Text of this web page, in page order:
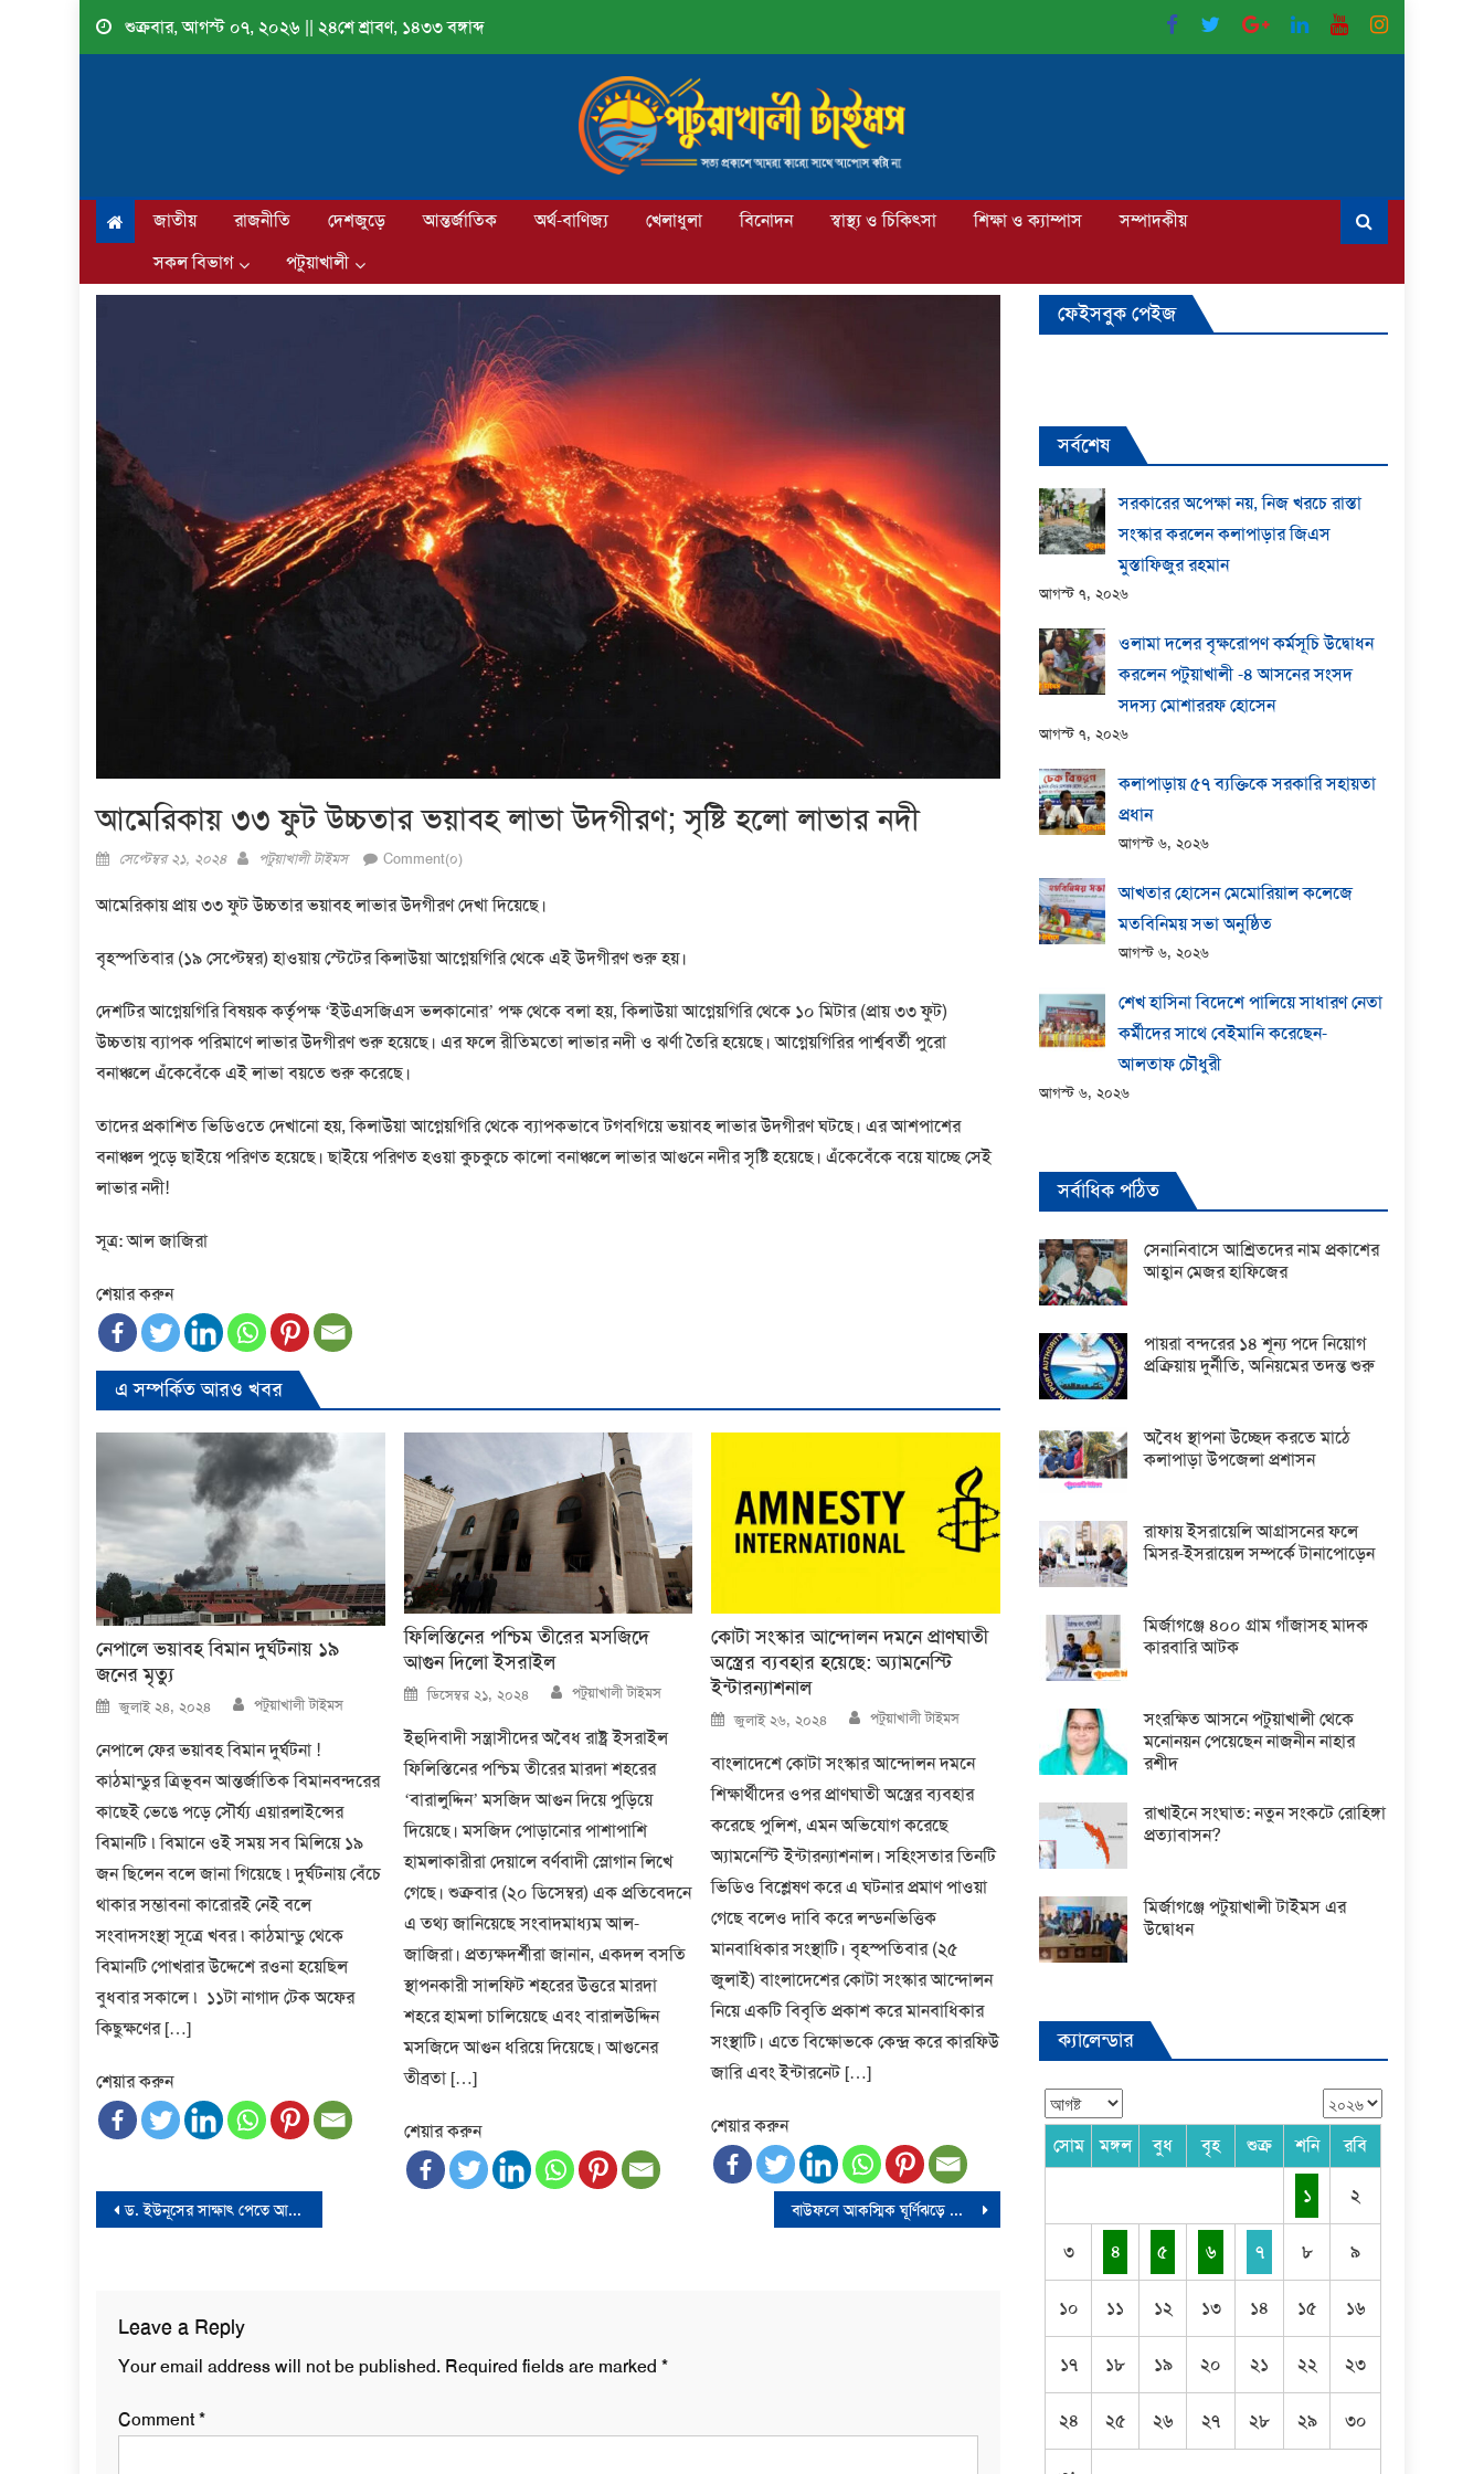
Skip
শুক্রবার, আগস্ট ০৭, ২০২৬ || ২৪শে শ্রাবণ, ১৪৩৩ বঙ্গাব্দ
জাতীয় রাজনীতি দেশজুড়ে আন্তর্জাতিক অর্থ-বাণিজ্য খেলাধুলা বিনোদন স্বাস্থ্য ও চিকিৎসা শিক্ষা ও ক্যাম্পাস
সম্পাদকীয়
সকল বিভাগ
পটুয়াখালী
আমেরিকায় ৩৩ ফুট উচ্চতার ভয়াবহ লাভা উদগীরণ; সৃষ্টি হলো লাভার নদী
Posted
সেপ্টেম্বর ২১, ২০২৪ Author
পটুয়াখালী টাইমস Comment(০)
আমেরিকায় প্রায় ৩৩ ফুট উচ্চতার ভয়াবহ লাভার উদগীরণ দেখা দিয়েছে।
বৃহস্পতিবার (১৯ সেপ্টেম্বর) হাওয়ায় স্টেটের কিলাউয়া আগ্নেয়গিরি থেকে এই উদগীরণ শুরু হয়।
দেশটির আগ্নেয়গিরি বিষয়ক কর্তৃপক্ষ ‘ইউএসজিএস ভলকানোর’ পক্ষ থেকে বলা হয়, কিলাউয়া আগ্নেয়গিরি থেকে ১০ মিটার (প্রায় ৩৩ ফুট)
উচ্চতায় ব্যাপক পরিমাণে লাভার উদগীরণ শুরু হয়েছে। এর ফলে রীতিমতো লাভার নদী ও ঝর্ণা তৈরি হয়েছে। আগ্নেয়গিরির পার্শ্ববর্তী পুরো
বনাঞ্চলে এঁকেবেঁকে এই লাভা বয়তে শুরু করেছে।
তাদের প্রকাশিত ভিডিওতে দেখানো হয়, কিলাউয়া আগ্নেয়গিরি থেকে ব্যাপকভাবে টগবগিয়ে ভয়াবহ লাভার উদগীরণ ঘটছে। এর আশপাশের
বনাঞ্চল পুড়ে ছাইয়ে পরিণত হয়েছে। ছাইয়ে পরিণত হওয়া কুচকুচে কালো বনাঞ্চলে লাভার আগুনে নদীর সৃষ্টি হয়েছে। এঁকেবেঁকে বয়ে যাচ্ছে সেই
লাভার নদী!
সূত্র: আল জাজিরা
শেয়ার করুন
এ সম্পর্কিত আরও খবর
নেপালে ভয়াবহ বিমান দুর্ঘটনায় ১৯
জনের মৃত্যু
Posted
on
জুলাই ২৪, ২০২৪ Author
পটুয়াখালী টাইমস
নেপালে ফের ভয়াবহ বিমান দুর্ঘটনা !
কাঠমান্ডুর ত্রিভূবন আন্তর্জাতিক বিমানবন্দরের
কাছেই ভেঙে পড়ে সৌর্য্য এয়ারলাইন্সের
বিমানটি ৷ বিমানে ওই সময় সব মিলিয়ে ১৯
জন ছিলেন বলে জানা গিয়েছে ৷ দুর্ঘটনায় বেঁচে
থাকার সম্ভাবনা কারোরই নেই বলে
সংবাদসংস্থা সূত্রে খবর ৷ কাঠমান্ডু থেকে
বিমানটি পোখরার উদ্দেশে রওনা হয়েছিল
বুধবার সকালে ৷ ১১টা নাগাদ টেক অফের
কিছুক্ষণের […]
শেয়ার করুন
ফিলিস্তিনের পশ্চিম তীরের মসজিদে
আগুন দিলো ইসরাইল
Posted
on
ডিসেম্বর ২১, ২০২৪ Author
পটুয়াখালী টাইমস
ইহুদিবাদী সন্ত্রাসীদের অবৈধ রাষ্ট্র ইসরাইল
ফিলিস্তিনের পশ্চিম তীরের মারদা শহরের
‘বারালুদ্দিন’ মসজিদ আগুন দিয়ে পুড়িয়ে
দিয়েছে। মসজিদ পোড়ানোর পাশাপাশি
হামলাকারীরা দেয়ালে বর্ণবাদী স্লোগান লিখে
গেছে। শুক্রবার (২০ ডিসেম্বর) এক প্রতিবেদনে
এ তথ্য জানিয়েছে সংবাদমাধ্যম আল-
জাজিরা। প্রত্যক্ষদর্শীরা জানান, একদল বসতি
স্থাপনকারী সালফিট শহরের উত্তরে মারদা
শহরে হামলা চালিয়েছে এবং বারালউদ্দিন
মসজিদে আগুন ধরিয়ে দিয়েছে। আগুনের
তীব্রতা […]
শেয়ার করুন
কোটা সংস্কার আন্দোলন দমনে প্রাণঘাতী
অস্ত্রের ব্যবহার হয়েছে: অ্যামনেস্টি
ইন্টারন্যাশনাল
Posted
on
জুলাই ২৬, ২০২৪ Author
পটুয়াখালী টাইমস
বাংলাদেশে কোটা সংস্কার আন্দোলন দমনে
শিক্ষার্থীদের ওপর প্রাণঘাতী অস্ত্রের ব্যবহার
করেছে পুলিশ, এমন অভিযোগ করেছে
অ্যামনেস্টি ইন্টারন্যাশনাল। সহিংসতার তিনটি
ভিডিও বিশ্লেষণ করে এ ঘটনার প্রমাণ পাওয়া
গেছে বলেও দাবি করে লন্ডনভিত্তিক
মানবাধিকার সংস্থাটি। বৃহস্পতিবার (২৫
জুলাই) বাংলাদেশের কোটা সংস্কার আন্দোলন
নিয়ে একটি বিবৃতি প্রকাশ করে মানবাধিকার
সংস্থাটি। এতে বিক্ষোভকে কেন্দ্র করে কারফিউ
জারি এবং ইন্টারনেট […]
শেয়ার করুন
Post
ড. ইউনূসের সাক্ষাৎ পেতে আন্দোলনে আহত ও পঙ্গুত্ববরণকারীদের অবস্থান কর্মসূচি বাউফলে আকস্মিক ঘূর্ণিঝড়ে ব্যাপক ক্ষয়ক্ষতি
Leave a Reply
Your email address will not be published. Required fields are marked *
Comment*
ফেইসবুক পেইজ
সর্বশেষ
সরকারের অপেক্ষা নয়, নিজ খরচে রাস্তা
সংস্কার করলেন কলাপাড়ার জিএস
মুস্তাফিজুর রহমান
আগস্ট ৭, ২০২৬
ওলামা দলের বৃক্ষরোপণ কর্মসূচি উদ্বোধন
করলেন পটুয়াখালী -৪ আসনের সংসদ
সদস্য মোশাররফ হোসেন
আগস্ট ৭, ২০২৬
কলাপাড়ায় ​৫৭ ব্যক্তিকে সরকারি সহায়তা
প্রধান
আগস্ট ৬, ২০২৬
আখতার হোসেন মেমোরিয়াল কলেজে
মতবিনিময় সভা অনুষ্ঠিত
আগস্ট ৬, ২০২৬
শেখ হাসিনা বিদেশে পালিয়ে সাধারণ নেতা
কর্মীদের সাথে বেইমানি করেছেন-
আলতাফ চৌধুরী
আগস্ট ৬, ২০২৬
সর্বাধিক পঠিত
সেনানিবাসে আশ্রিতদের নাম প্রকাশের
আহ্বান মেজর হাফিজের
পায়রা বন্দরের ১৪ শূন্য পদে নিয়োগ
প্রক্রিয়ায় দুর্নীতি, অনিয়মের তদন্ত শুরু
অবৈধ স্থাপনা উচ্ছেদ করতে মাঠে
কলাপাড়া উপজেলা প্রশাসন
রাফায় ইসরায়েলি আগ্রাসনের ফলে
মিসর-ইসরায়েল সম্পর্কে টানাপোড়েন
মির্জাগঞ্জে ৪০০ গ্রাম গাঁজাসহ মাদক
কারবারি আটক
সংরক্ষিত আসনে পটুয়াখালী থেকে
মনোনয়ন পেয়েছেন নাজনীন নাহার
রশীদ
রাখাইনে সংঘাত: নতুন সংকটে রোহিঙ্গা
প্রত্যাবাসন?
মির্জাগঞ্জে পটুয়াখালী টাইমস এর
উদ্বোধন
ক্যালেন্ডার
সোম মঙ্গল বুধ বৃহ শুক্র শনি রবি
১ ২
৩ ৪ ৫ ৬ ৭ ৮ ৯
১০ ১১ ১২ ১৩ ১৪ ১৫ ১৬
১৭ ১৮ ১৯ ২০ ২১ ২২ ২৩
২৪ ২৫ ২৬ ২৭ ২৮ ২৯ ৩০